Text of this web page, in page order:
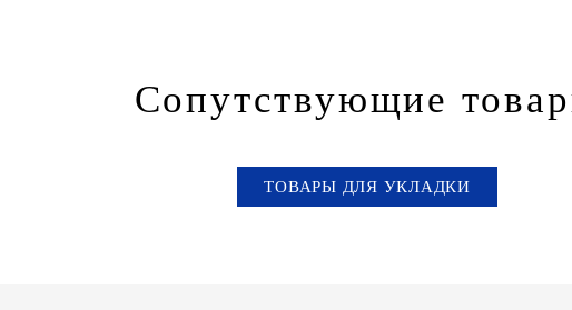
Сопутствующие
ТОВАРЫ ДЛЯ УКЛАДКИ